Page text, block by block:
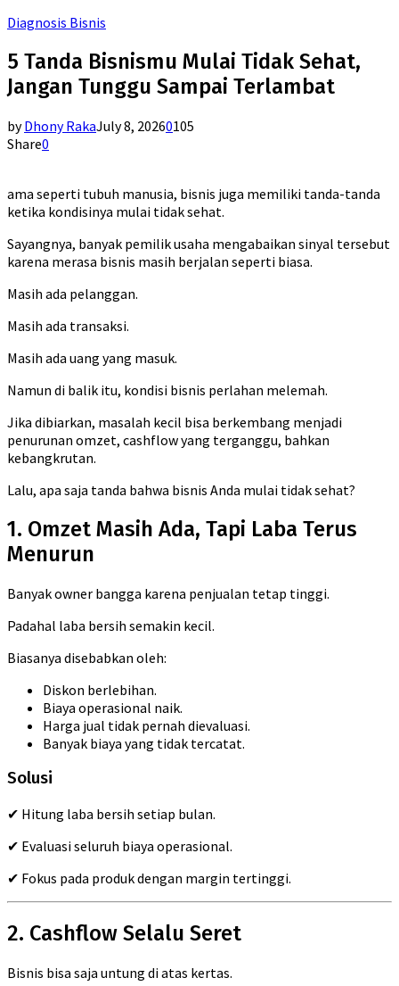
Diagnosis Bisnis
5 Tanda Bisnismu Mulai Tidak Sehat,
Jangan Tunggu Sampai Terlambat
byDhony RakaJuly 8, 20260105
Share0
ama seperti tubuh manusia, bisnis juga memiliki tanda-tanda
ketika kondisinya mulai tidak sehat.
Sayangnya, banyak pemilik usaha mengabaikan sinyal tersebut
karena merasa bisnis masih berjalan seperti biasa.
Masih ada pelanggan.
Masih ada transaksi.
Masih ada uang yang masuk.
Namun di balik itu, kondisi bisnis perlahan melemah.
Jika dibiarkan, masalah kecil bisa berkembang menjadi
penurunan omzet, cashflow yang terganggu, bahkan
kebangkrutan.
Lalu, apa saja tanda bahwa bisnis Anda mulai tidak sehat?
1. Omzet Masih Ada, Tapi Laba Terus
Menurun
Banyak owner bangga karena penjualan tetap tinggi.
Padahal laba bersih semakin kecil.
Biasanya disebabkan oleh:
Diskon berlebihan.
Biaya operasional naik.
Harga jual tidak pernah dievaluasi.
Banyak biaya yang tidak tercatat.
Solusi
✔ Hitung laba bersih setiap bulan.
✔ Evaluasi seluruh biaya operasional.
✔ Fokus pada produk dengan margin tertinggi.
2. Cashflow Selalu Seret
Bisnis bisa saja untung di atas kertas.